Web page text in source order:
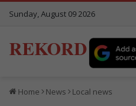
Sunday, August 09 2026
REKORD
Home News Local news